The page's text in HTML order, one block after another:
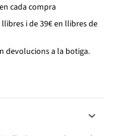
cada compra
i de 39€ en llibres de
devolucions a la botiga.